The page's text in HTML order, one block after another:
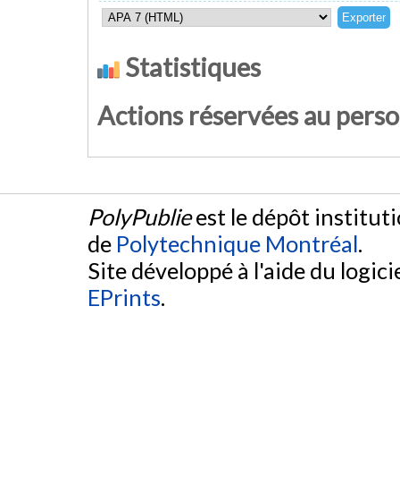
Statistiques
Actions réservées au
PolyPublieest le dépôt
de Polytechnique Montréal.
Site développé à l'aide du
EPrints.